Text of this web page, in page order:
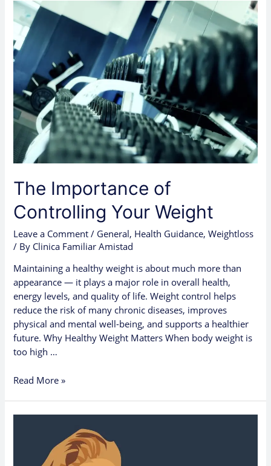
The Importance of
Controlling Your Weight
Leave a Comment / General, Health Guidance,Weightloss
/ By Clinica Familiar Amistad
Maintaining a healthy weight is about much more than
appearance — it plays a major role in overall health,
energy levels, and quality of life. Weight control helps
reduce the risk of many chronic diseases, improves
physical and mental well-being, and supports a healthier
future. Why Healthy Weight Matters When body weight is
too high …
The
Importance
of
Controlling
Your
Weight
Read More »
Chequeos